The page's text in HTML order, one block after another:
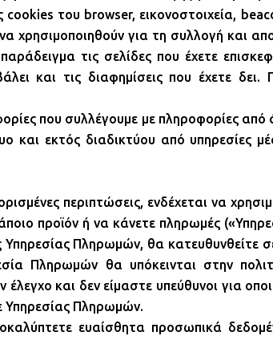
του browser, εικονοστοιχεία,
χρησιμοποιηθούν για τη συλλογή και
τις σελίδες που έχετε
και τις διαφημίσεις που έχετε δει.
που συλλέγουμε με πληροφορίες από
εκτός διαδικτύου από υπηρεσίες
περιπτώσεις, ενδέχεται να
προϊόν ή να κάνετε πληρωμές
Πληρωμών, θα κατευθυνθείτε
Πληρωμών θα υπόκεινται στην
και δεν είμαστε υπεύθυνοι για
Υπηρεσίας Πληρωμών.
ευαίσθητα προσωπικά